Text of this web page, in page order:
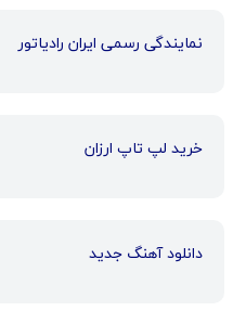
نمایندگی رسمی ایران رادیاتور
خرید لپ تاپ ارزان
دانلود آهنگ جدید